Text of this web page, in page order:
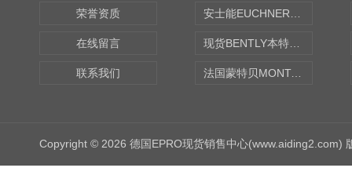
荣誉资质
在线留言
联系我们 法国蒙特贝MONTABERT打壳机凿岩机Z92
Copyright © 2026 德国EPRO现货销售中心(www.aiding2.com)